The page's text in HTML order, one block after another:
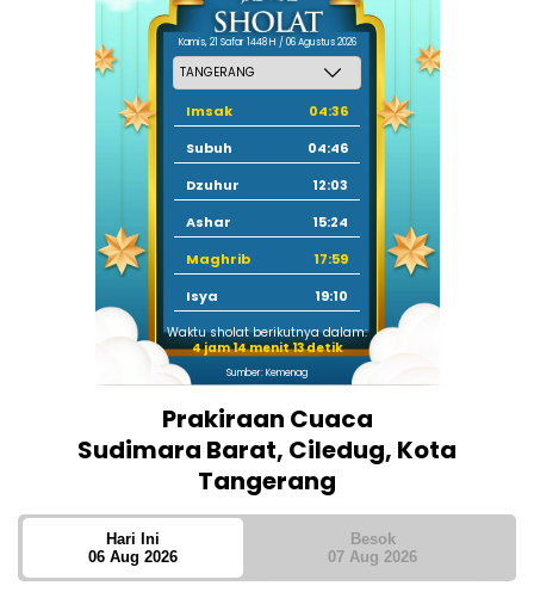
Kamis, 21 Safar 1448 H / 06 Agustus 2026
Imsak
04:36
Subuh
04:46
Dzuhur
12:03
Ashar
15:24
Maghrib
17:59
Isya
19:10
Waktu sholat berikutnya dalam:
4 jam 14 menit 13 detik
Sumber: Kemenag
Prakiraan Cuaca
Sudimara Barat, Ciledug, Kota
Tangerang
Hari Ini
06 Aug 2026
Besok
07 Aug 2026